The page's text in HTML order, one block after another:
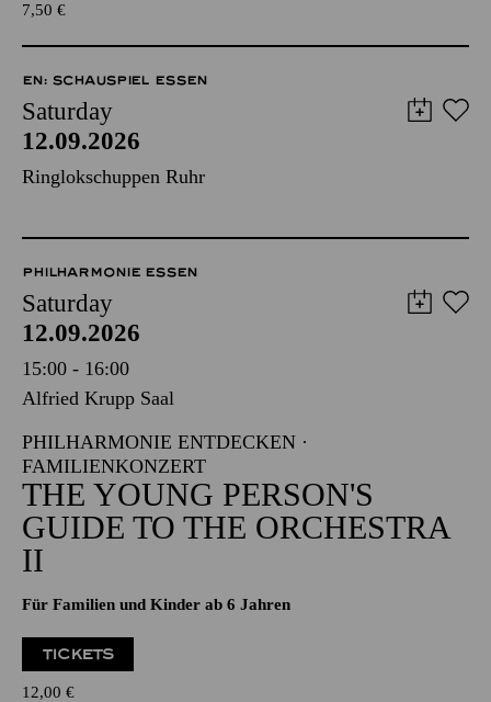
7,50 €
EN: SCHAUSPIEL ESSEN
Saturday
12.09.2026
Ringlokschuppen Ruhr
PHILHARMONIE ESSEN
Saturday
12.09.2026
15:00 - 16:00
Alfried Krupp Saal
PHILHARMONIE ENTDECKEN ·
FAMILIENKONZERT
THE YOUNG PERSON'S
GUIDE TO THE ORCHESTRA
II
Für Familien und Kinder ab 6 Jahren
TICKETS
12,00 €